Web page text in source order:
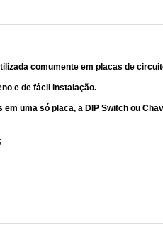
tilizada comumente em placas de
e de fácil instalação.
uma só placa, a DIP Switch ou